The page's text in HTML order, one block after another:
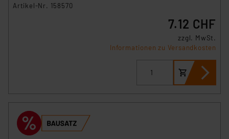
Artikel-Nr. 158570
7.12 CHF
zzgl. MwSt.
Informationen zu Versandkosten